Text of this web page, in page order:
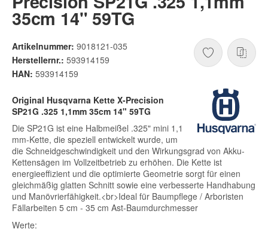
35cm 14" 59TG
Artikelnummer: 9018121-035
Herstellernr.: 593914159
HAN: 593914159
Original Husqvarna Kette X-Precision
SP21G .325 1,1mm 35cm 14" 59TG
Die SP21G ist eine Halbmeißel .325" mini 1,1
mm-Kette, die speziell entwickelt wurde, um
die Schneidgeschwindigkeit und den Wirkungsgrad von Akku-
Kettensägen im Vollzeitbetrieb zu erhöhen. Die Kette ist
energieeffizient und die optimierte Geometrie sorgt für einen
gleichmäßig glatten Schnitt sowie eine verbesserte Handhabung
und Manövrierfähigkeit.<br>Ideal für Baumpflege / Arboristen
Fällarbeiten 5 cm - 35 cm Ast-Baumdurchmesser
Werte: